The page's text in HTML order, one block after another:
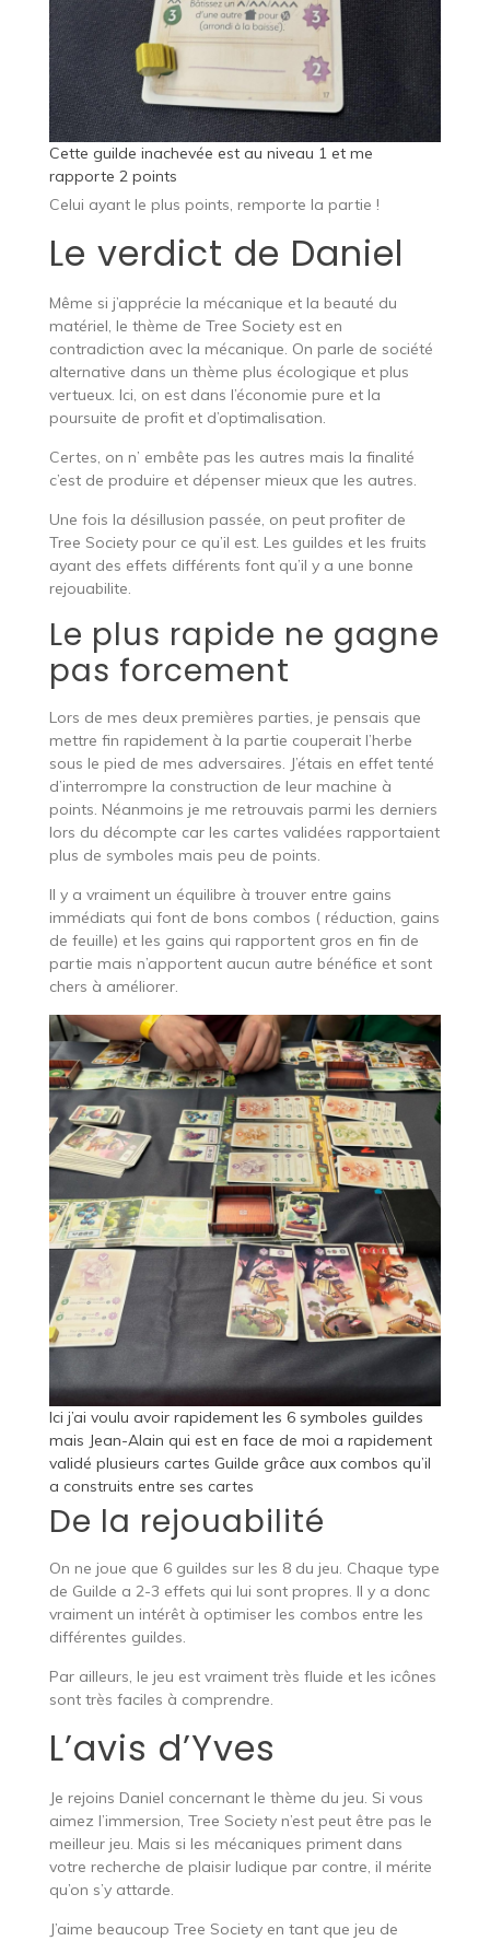
Cette guilde inachevée est au niveau 1 et me
rapporte 2 points
Celui ayant le plus points, remporte la partie !
Le verdict de Daniel
Même si j’apprécie la mécanique et la beauté du
matériel, le thème de Tree Society est en
contradiction avec la mécanique. On parle de société
alternative dans un thème plus écologique et plus
vertueux. Ici, on est dans l’économie pure et la
poursuite de profit et d’optimalisation.
Certes, on n’ embête pas les autres mais la finalité
c’est de produire et dépenser mieux que les autres.
Une fois la désillusion passée, on peut profiter de
Tree Society pour ce qu’il est. Les guildes et les fruits
ayant des effets différents font qu’il y a une bonne
rejouabilite.
Le plus rapide ne gagne
pas forcement
Lors de mes deux premières parties, je pensais que
mettre fin rapidement à la partie couperait l’herbe
sous le pied de mes adversaires. J’étais en effet tenté
d’interrompre la construction de leur machine à
points. Néanmoins je me retrouvais parmi les derniers
lors du décompte car les cartes validées rapportaient
plus de symboles mais peu de points.
Il y a vraiment un équilibre à trouver entre gains
immédiats qui font de bons combos ( réduction, gains
de feuille) et les gains qui rapportent gros en fin de
partie mais n’apportent aucun autre bénéfice et sont
chers à améliorer.
Ici j’ai voulu avoir rapidement les 6 symboles guildes
mais Jean-Alain qui est en face de moi a rapidement
validé plusieurs cartes Guilde grâce aux combos qu’il
a construits entre ses cartes
De la rejouabilité
On ne joue que 6 guildes sur les 8 du jeu. Chaque type
de Guilde a 2-3 effets qui lui sont propres. Il y a donc
vraiment un intérêt à optimiser les combos entre les
différentes guildes.
Par ailleurs, le jeu est vraiment très fluide et les icônes
sont très faciles à comprendre.
L’avis d’Yves
Je rejoins Daniel concernant le thème du jeu. Si vous
aimez l’immersion, Tree Society n’est peut être pas le
meilleur jeu. Mais si les mécaniques priment dans
votre recherche de plaisir ludique par contre, il mérite
qu’on s’y attarde.
J’aime beaucoup Tree Society en tant que jeu de